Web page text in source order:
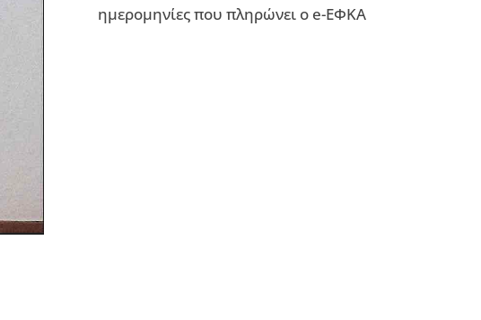
ημερομηνίες που πληρώνει ο e-ΕΦΚΑ